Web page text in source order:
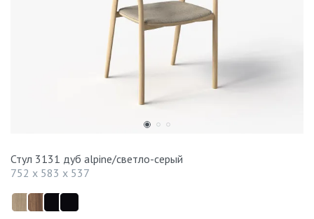
Стул 3131 дуб alpine/светло-серый
752 x 583 x 537